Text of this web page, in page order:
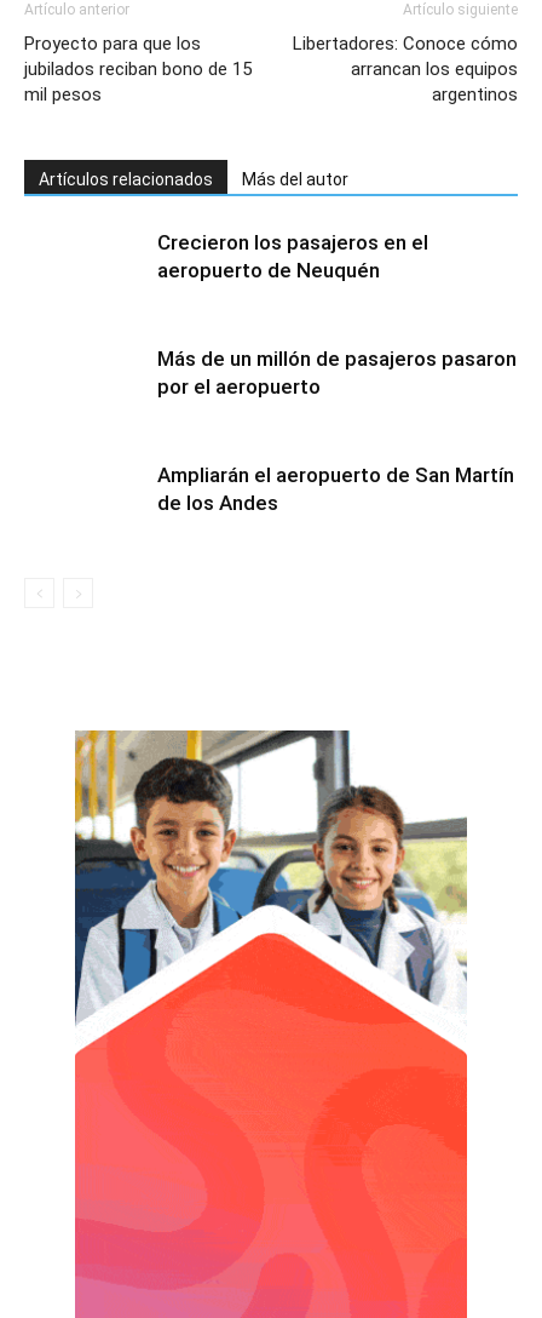
Artículo anterior
Proyecto para que los
jubilados reciban bono de 15
mil pesos
Artículo siguiente
Libertadores: Conoce cómo
arrancan los equipos
argentinos
Artículos relacionados Más del autor
Crecieron los pasajeros en el
aeropuerto de Neuquén
Más de un millón de pasajeros pasaron
por el aeropuerto
Ampliarán el aeropuerto de San Martín
de los Andes